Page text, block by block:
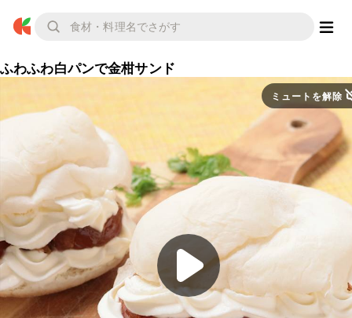
ふわふわ白パンで金柑サンド
ミュートを解除